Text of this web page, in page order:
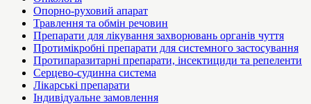
Опорно-руховий апарат
Травлення та обмін речовин
Препарати для лікування захворювань органів чуття
Протимікробні препарати для системного застосування
Протипаразитарні препарати, інсектициди та репеленти
Серцево-судинна система
Лікарські препарати
Індивідуальне замовлення